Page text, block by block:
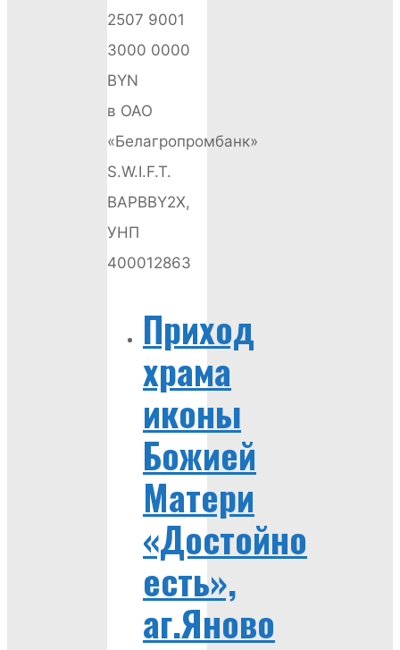
2507 9001
3000 0000
BYN
в ОАО
«Белагропромбанк»
S.W.I.F.T.
BAPBBY2X,
УНП
400012863
Приход
храма
иконы
Божией
Матери
«Достойно
есть»,
аг.Яново